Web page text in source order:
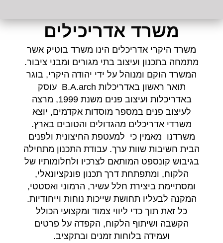
משרד אדריכילים
משרד היקרי אדריכלים הינו משרד בוטיק אשר
מתמחה בתכנון ועיצוב בתי מגורים ומבני ציבור.
המשרד הוקם ומנוהל על ידי יהודה היקרי, בוגר
תואר ראשון באדריכלות B.A.arch עוסק
באדריכלות ועיצוב פנים משנת 1999, מרצה
לעיצוב פנים במספר מוסדות אקדמים, יוצא
משרדי אדריכלים מהגדולים והטובים בארץ.
משרדנו מאמין כי למעטפת החיצונית ולפנים
הבית חשיבות שוות ערך. עבודת התכנון מתחילה
בגיבוש קונספט המותאם לצרכיו ולחלומותיו של
הלקוח, ומתפתחת דרך תכנון פונקציונאלי,
ומסתיימת ביצירת חלל עשיר, הרמוני ואסטטי,
המקנה לבעליו תחושת שייכות נוחות וייחודיות.
כל זאת תוך כדי ליווי צמוד ומקצועי הכולל
הקשבה ושיתוף הלקוח, הקפדה על פרטים
ועמידה בלוחות זמנים ובתקציב.